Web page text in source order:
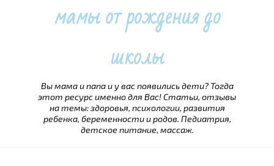
мамы от рождения до
школы
Вы мама и папа и у вас появились дети? Тогда
этот ресурс именно для Вас! Статьи, отзывы
на темы: здоровья, психологии, развития
ребенка, беременности и родов. Педиатрия,
детское питание, массаж.